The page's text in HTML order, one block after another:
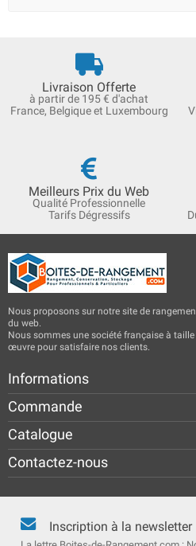
Livraison Offerte
à partir de 195 € d'achat
France, Belgique et Luxembourg
Meilleurs Prix du Web
Qualité Professionnelle
Tarifs Dégressifs
Nous proposons sur notre site de
du web.
Nous sommes une société française à
œuvre pour satisfaire nos clients.
Informations
Commande
Catalogue
Contactez-nous
Inscription à la newsletter